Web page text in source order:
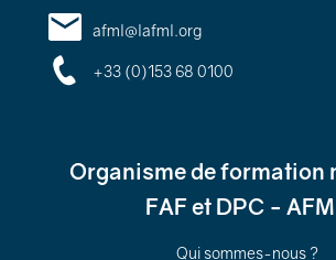
afml@lafml.org
+33 (0)153 68 0100
Organisme de formation
FAF et DPC -
Qui sommes-nous ?